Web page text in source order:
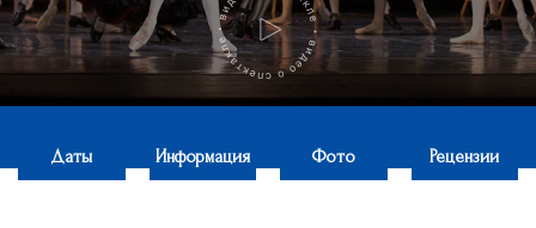
Даты Информация Фото Рецензии